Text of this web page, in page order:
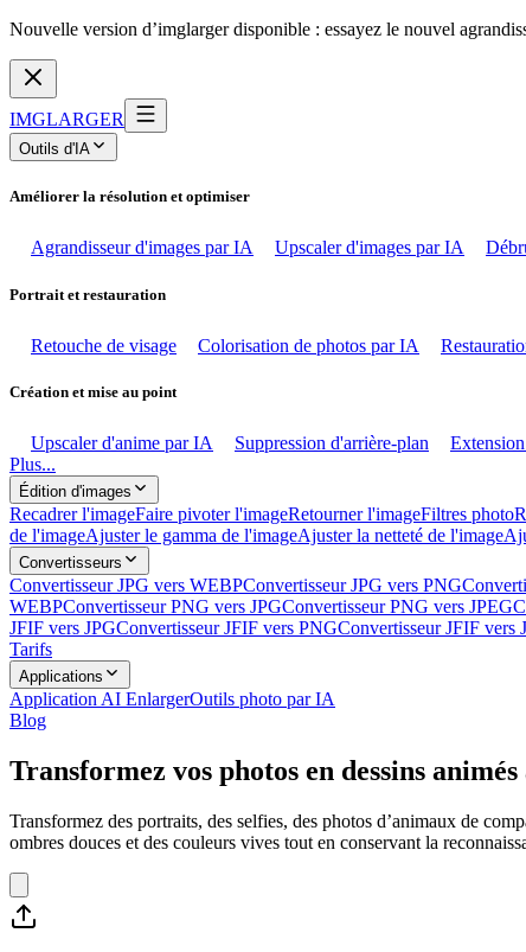
Nouvelle version d’imglarger disponible : essayez le nouvel
IMGLARGER
Outils d'IA
Améliorer la résolution et optimiser
Agrandisseur d'images par IA Upscaler d'images par IA
Portrait et restauration
Retouche de visage Colorisation de photos par IA
Création et mise au point
Upscaler d'anime par IA Suppression d'arrière-plan
Plus...
Édition d'images
Recadrer l'imageFaire pivoter l'imageRetourner l'imageFiltres photo
de l'imageAjuster le gamma de l'imageAjuster la netteté de l'image
Convertisseurs
Convertisseur JPG vers WEBPConvertisseur JPG vers PNG
WEBPConvertisseur PNG vers JPGConvertisseur PNG vers JPEG
JFIF vers JPGConvertisseur JFIF vers PNGConvertisseur JFIF vers
Tarifs
Applications
Application AI EnlargerOutils photo par IA
Blog
Transformez vos photos en dessins
Transformez des portraits, des selfies, des photos d’animaux de
ombres douces et des couleurs vives tout en conservant la